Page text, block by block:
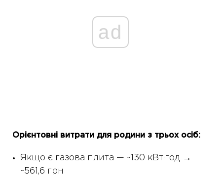
ad
Орієнтовні витрати для родини з трьох осіб:
Якщо є газова плита — ~130 кВт·год →
~561,6 грн